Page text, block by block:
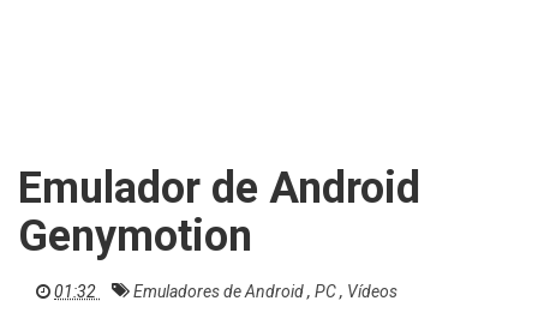
Emulador de Android
Genymotion
01:32 Emuladores de Android, PC, Vídeos